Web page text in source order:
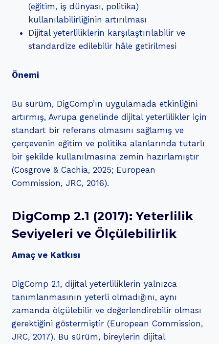
(eğitim, iş dünyası, politika)
kullanılabilirliğinin artırılması
Dijital yeterliliklerin karşılaştırılabilir ve
standardize edilebilir hâle getirilmesi
Önemi
Bu sürüm, DigComp’ın uygulamada etkinliğini
artırmış, Avrupa genelinde dijital yeterlilikler için
standart bir referans olmasını sağlamış ve
çerçevenin eğitim ve politika alanlarında tutarlı
bir şekilde kullanılmasına zemin hazırlamıştır
(Cosgrove & Cachia, 2025; European
Commission, JRC, 2016).
DigComp 2.1 (2017): Yeterlilik
Seviyeleri ve Ölçülebilirlik
Amaç ve Katkısı
DigComp 2.1, dijital yeterliliklerin yalnızca
tanımlanmasının yeterli olmadığını, aynı
zamanda ölçülebilir ve değerlendirebilir olması
gerektiğini göstermiştir (European Commission,
JRC, 2017). Bu sürüm, bireylerin dijital